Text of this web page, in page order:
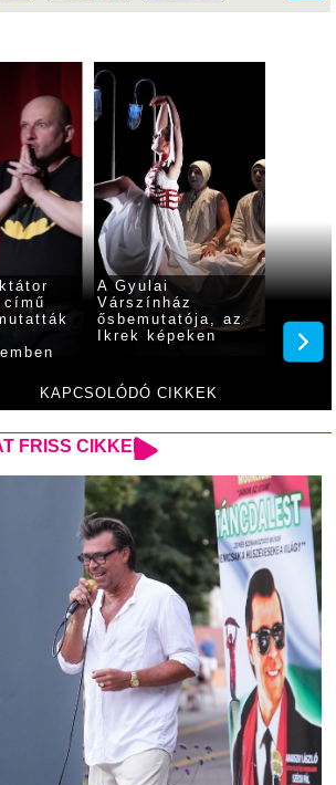
KAPCSOLÓDÓ CIKKEK
A Gyulai
Várszínház
ősbemutatója, az
Ikrek képeken
FRISS CIKKEI